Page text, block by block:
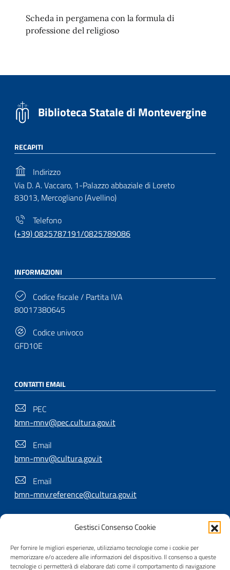
Gestisci Consenso Cookie
Per fornire le migliori esperienze, utilizziamo tecnologie come i cookie per
memorizzare e/o accedere alle informazioni del dispositivo. Il consenso a queste
tecnologie ci permetterà di elaborare dati come il comportamento di navigazione
Scheda in pergamena con la formula di
professione del religioso
Biblioteca Statale di Montevergine
RECAPITI
Indirizzo
Via D. A. Vaccaro, 1-Palazzo abbaziale di Loreto
83013, Mercogliano (Avellino)
Telefono
(+39) 0825787191/0825789086
INFORMAZIONI
Codice fiscale / Partita IVA
80017380645
Codice univoco
GFD10E
CONTATTI EMAIL
PEC
bmn-mnv@pec.cultura.gov.it
Email
bmn-mnv@cultura.gov.it
Email
bmn-mnv.reference@cultura.gov.it